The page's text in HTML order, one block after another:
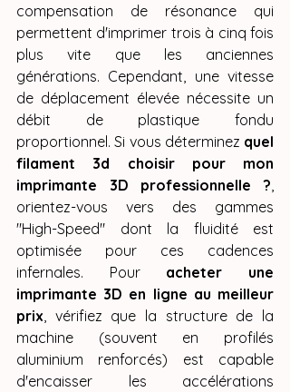
compensation de résonance qui
permettent d'imprimer trois à cinq fois
plus vite que les anciennes
générations. Cependant, une vitesse
de déplacement élevée nécessite un
débit de plastique fondu
proportionnel. Si vous déterminez quel
filament 3d choisir pour mon
imprimante 3D professionnelle ?,
orientez-vous vers des gammes
"High-Speed" dont la fluidité est
optimisée pour ces cadences
infernales. Pour acheter une
imprimante 3D en ligne au meilleur
prix, vérifiez que la structure de la
machine (souvent en profilés
aluminium renforcés) est capable
d'encaisser les accélérations